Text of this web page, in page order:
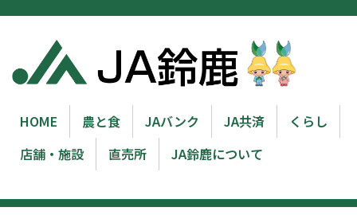
HOME 農と食 JAバンク JA共済
くらし
店舗・施設
直売所 JA鈴鹿について